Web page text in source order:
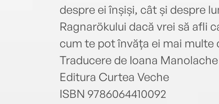
despre ei înșiși, cât și despre
Ragnarökului dacă vrei să afli
cum te pot învăța ei mai multe
Traducere de Ioana Manolache
Editura Curtea Veche
ISBN 9786064410092